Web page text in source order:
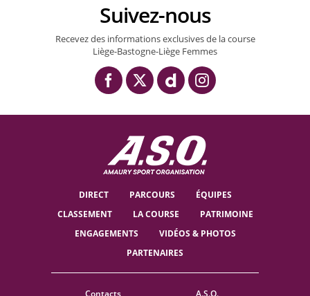
Suivez-nous
Recevez des informations exclusives de la course
Liège-Bastogne-Liège Femmes
DIRECT PARCOURS
ÉQUIPES
CLASSEMENT
LA COURSE
PATRIMOINE
ENGAGEMENTS
VIDÉOS & PHOTOS
PARTENAIRES
Contacts A.S.O.